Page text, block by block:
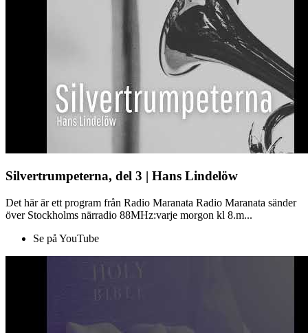
Silvertrumpeterna, del 3 | Hans Lindelöw
Det här är ett program från Radio Maranata Radio Maranata sänder
över Stockholms närradio 88MHz:varje morgon kl 8.m...
Se på YouTube